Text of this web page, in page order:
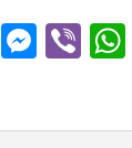
M M Vi